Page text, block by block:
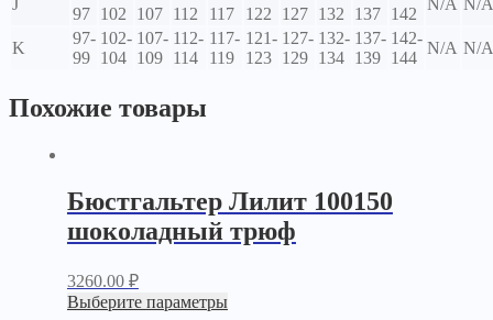
J
97 102
107 112
117
122
127 132
137 142
N/A N/A
K
97-
99
102-
104
107-
109
112-
114
117-
119
121-
123
127-
129
132-
134
137-
139
142-
144
N/A N/A
Похожие товары
Бюстгальтер Лилит 100150
шоколадный трюф
3260.00 ₽
Выберите параметры